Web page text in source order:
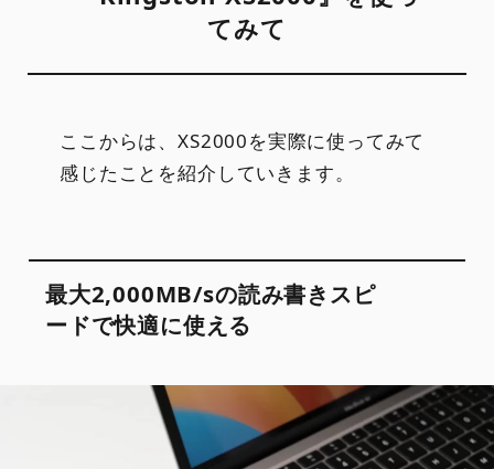
てみて
ここからは、XS2000を実際に使ってみて
感じたことを紹介していきます。
最大2,000MB/sの読み書きスピ
ードで快適に使える